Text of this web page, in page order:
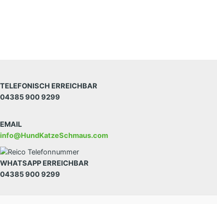
TELEFONISCH ERREICHBAR
04385 900 9299
EMAIL
info@HundKatzeSchmaus.com
WHATSAPP ERREICHBAR
04385 900 9299